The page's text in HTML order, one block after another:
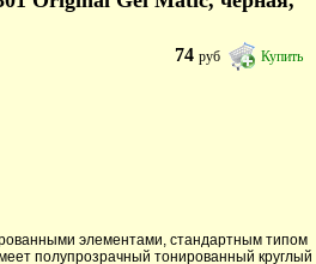
74руб Купить
элементами, стандартным типом
полупрозрачный тонированный круглый